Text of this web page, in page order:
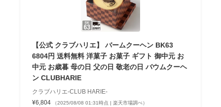
【公式 クラブハリエ】 バームクーヘン BK63
6804円 送料無料 洋菓子 お菓子 ギフト 御中元 お
中元 お歳暮 母の日 父の日 敬老の日 バウムクーヘ
ン CLUBHARIE
クラブハリエ-CLUB HARIE-
¥6,804
（2025/08/08 01:31時点 | 楽天市場調べ）